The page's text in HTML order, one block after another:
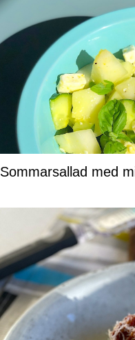
Sommarsallad med